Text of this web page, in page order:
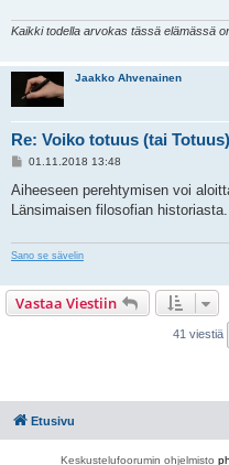
Kaikki todella arvokas tässä elämässä
Jaakko Ahvenainen
Re: Voiko totuus (tai
V
e
t
01.11.2018 13:48
Aiheeseen perehtymisen voi
Länsimaisen filosofian historiasta.
Sano se sävelin
Vastaa Viestiin
41 viestiä
Etusivu
Keskustelufoorumin ohjelmisto